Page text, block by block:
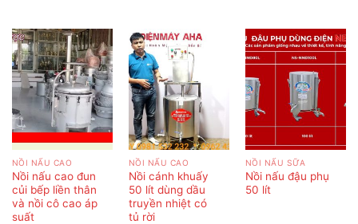
NỒI NẤU CAO
Nồi nấu cao đun
củi bếp liền thân
và nồi cô cao áp
suất
NỒI NẤU CAO
Nồi cánh khuấy
50 lít dùng dầu
truyền nhiệt có
tủ rời
NỒI NẤU SỮA
Nồi nấu đậu phụ
50 lít